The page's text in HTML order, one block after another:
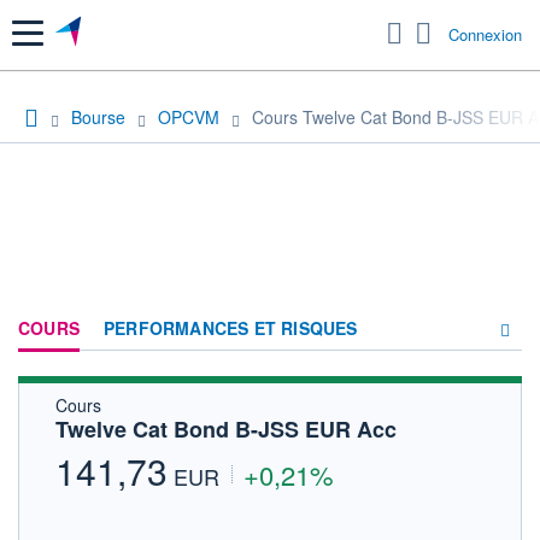
Menu Connexion
Bourse OPCVM Cours Twelve Cat Bond B-JSS EUR
COURS PERFORMANCES ET RISQUES
FORUM
Cours
Twelve Cat Bond B-JSS EUR Acc
141,73 EUR +0,21%